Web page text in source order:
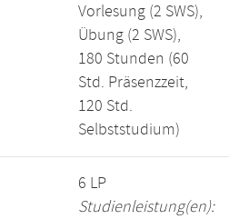
Vorlesung (2 SWS),
Übung (2 SWS),
180 Stunden (60
Std. Präsenzzeit,
120 Std.
Selbststudium)
6 LP
Studienleistung(en):